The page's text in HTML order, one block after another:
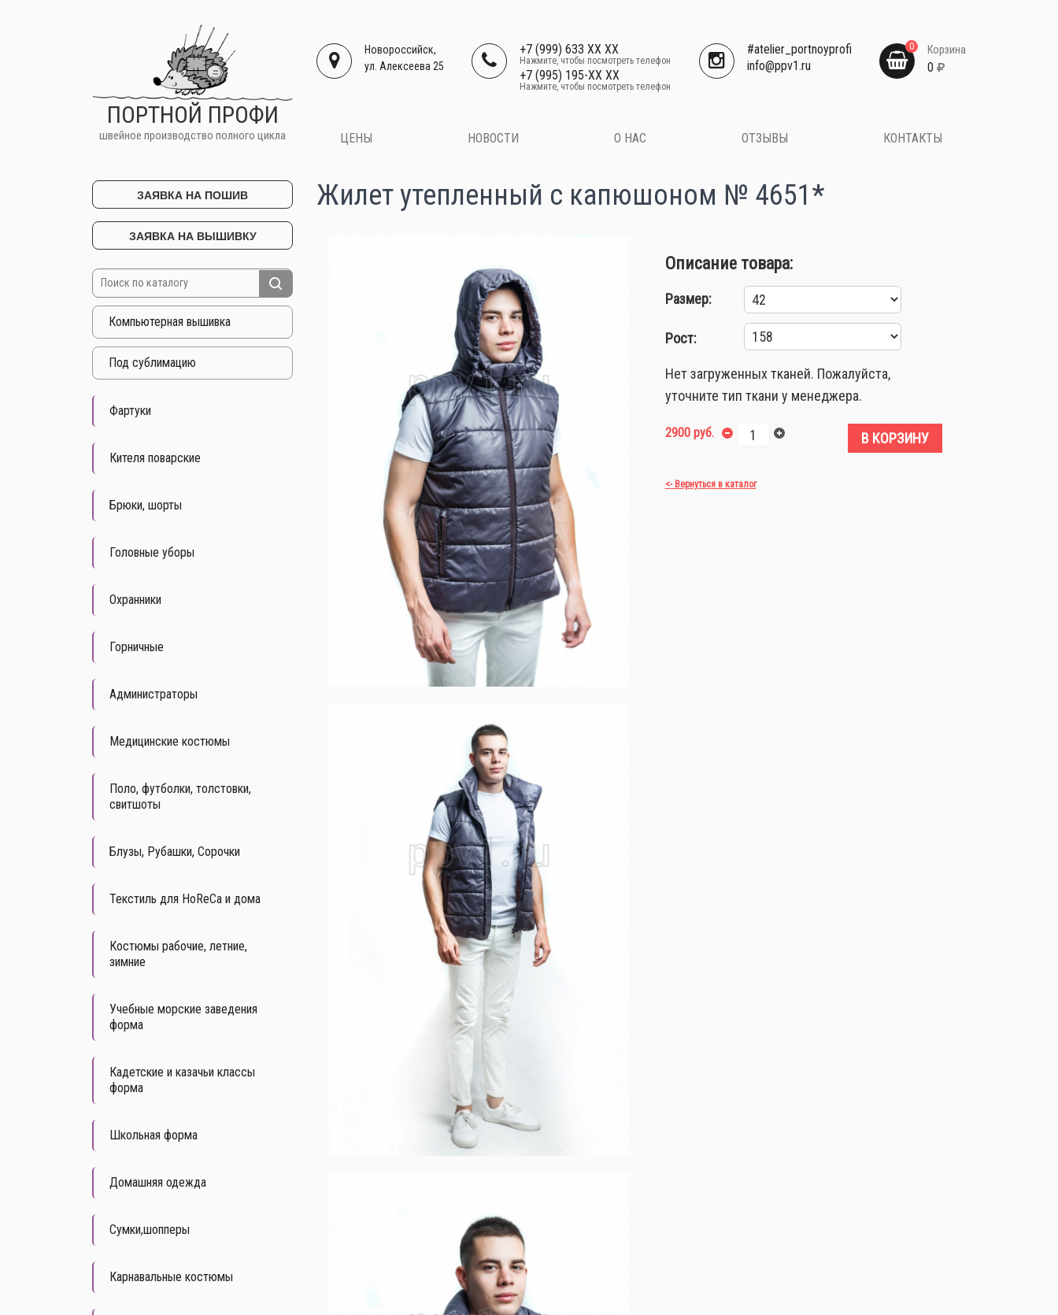
ПОРТНОЙ ПРОФИ
швейное производство полного цикла
Новороссийск,
ул. Алексеева 25
+7 (999) 633 XX XX
Нажмите, чтобы посмотреть телефон
+7 (995) 195-XX XX
Нажмите, чтобы посмотреть телефон
#atelier_portnoyprofi
​info@ppv1.ru
0 Корзина
0
ЦЕНЫ НОВОСТИ О НАС ОТЗЫВЫ КОНТАКТЫ
ЗАЯВКА НА ПОШИВ
ЗАЯВКА НА ВЫШИВКУ
Компьютерная вышивка
Под cублимацию
Фартуки
Кителя поварские
Брюки, шорты
Головные уборы
Охранники
Горничные
Администраторы
Медицинские костюмы
Поло, футболки, толстовки,
свитшоты
Блузы, Рубашки, Сорочки
Текстиль для HoReCa и дома
Костюмы рабочие, летние,
зимние
Учебные морские заведения
форма
Кадетские и казачьи классы
форма
Школьная форма
Домашняя одежда
Сумки,шопперы
Карнавальные костюмы
Жилет утепленный с капюшоном № 4651*
Описание товара:
Размер:
Рост:
Нет загруженных тканей. Пожалуйста,
уточните тип ткани у менеджера.
2900 руб. В КОРЗИНУ
<- Вернуться в каталог